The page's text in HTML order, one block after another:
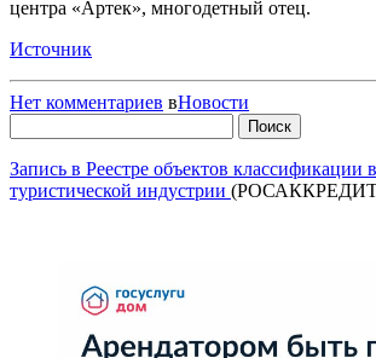
центра «Артек», многодетный отец.
Источник
Нет комментариев вНовости
Запись в Реестре объектов классификации
туристической индустрии